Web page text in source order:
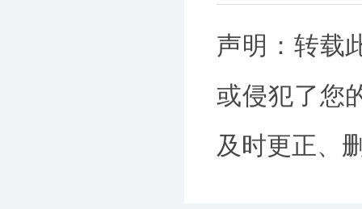
声明：转载
或侵犯了您
及时更正、